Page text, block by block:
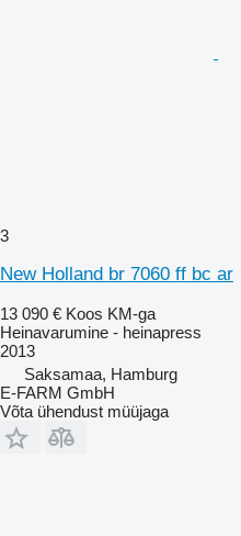
3
New Holland br 7060 ff bc ar
13 090 € Koos KM-ga
Heinavarumine - heinapress
2013
Saksamaa, Hamburg
E-FARM GmbH
Võta ühendust müüjaga